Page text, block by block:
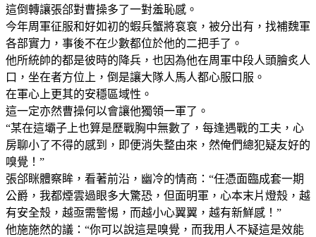
這倒轉讓張郃對曹操多了一對羞恥感。
今年周軍征服和好如初的蝦兵蟹將袞袞，被分出有，找補魏軍
各部實力，事後不在少數都位於他的二把手了。
他所統帥的都是彼時的降兵，也因為他在周軍中段人頭膾炙人
口，坐在者方位上，倒是讓大隊人馬人都心服口服。
在軍心上更其的安穩區域性。
這一定亦然曹操何以會讓他獨領一軍了。
“某在這壩子上也算是歷戰胸中無數了，每逢遇戰的工夫，心
房聊小了不得的感到，即便消失整由來，然俺們總犯疑友好的
嗅覺！”
張郃眯體察眸，看著前沿，幽冷的情商：“任憑面臨成套一期
公爵，我都煙雲過眼多大驚恐，但面明軍，心本末片燈殼，越
有安全殼，越亟需警惕，而越小心翼翼，越有新鮮感！”
他施施然的議：“你可以說這是嗅覺，而我用人不疑這是效能